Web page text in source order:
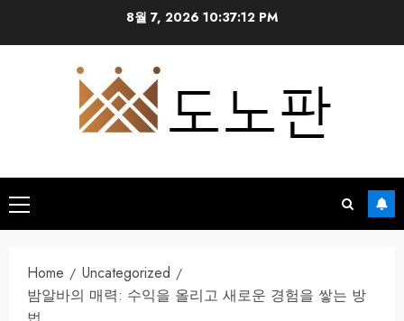
8월 7, 2026 10:37:13 PM
Primary
Menu
Home
Uncategorized
밤알바의 매력: 수익을 올리고 새로운 경험을 쌓는 방